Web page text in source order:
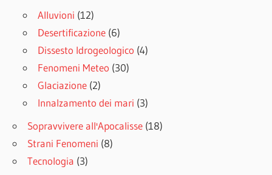
Alluvioni (12)
Desertificazione (6)
Dissesto Idrogeologico (4)
Fenomeni Meteo (30)
Glaciazione (2)
Innalzamento dei mari (3)
Sopravvivere all'Apocalisse (18)
Strani Fenomeni (8)
Tecnologia (3)